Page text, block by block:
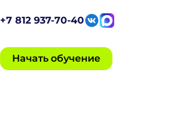
+7 812 937-70-40
Начать обучение